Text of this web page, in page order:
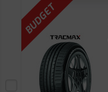
BUDGET